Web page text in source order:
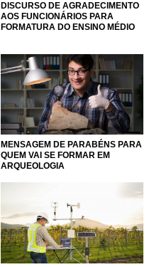
DISCURSO DE AGRADECIMENTO
AOS FUNCIONÁRIOS PARA
FORMATURA DO ENSINO MÉDIO
MENSAGEM DE PARABÉNS PARA
QUEM VAI SE FORMAR EM
ARQUEOLOGIA